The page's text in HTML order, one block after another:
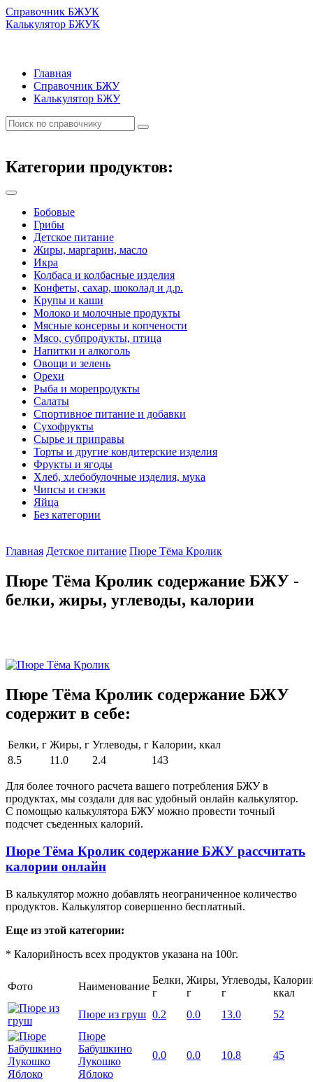
Справочник БЖУК
Калькулятор БЖУК
Главная
Справочник БЖУ
Калькулятор БЖУ
Категории продуктов:
Бобовые
Грибы
Детское питание
Жиры, маргарин, масло
Икра
Колбаса и колбасные изделия
Конфеты, сахар, шоколад и д.р.
Крупы и каши
Молоко и молочные продукты
Мясные консервы и копчености
Мясо, субпродукты, птица
Напитки и алкоголь
Овощи и зелень
Орехи
Рыба и морепродукты
Салаты
Спортивное питание и добавки
Сухофрукты
Сырье и приправы
Торты и другие кондитерские изделия
Фрукты и ягоды
Хлеб, хлебобулочные изделия, мука
Чипсы и снэки
Яйца
Без категории
Главная Детское питание Пюре Тёма Кролик
Пюре Тёма Кролик содержание БЖУ -
белки, жиры, углеводы, калории
Пюре Тёма Кролик содержание БЖУ
содержит в себе:
Белки, г Жиры, г Углеводы, г Калории, ккал
8.5
11.0 2.4 143
Для более точного расчета вашего потребления БЖУ в
продуктах, мы создали для вас удобный онлайн калькулятор.
С помощью калькулятора БЖУ можно провести точный
подсчет съеденных калорий.
Пюре Тёма Кролик содержание БЖУ рассчитать
калории онлайн
В калькулятор можно добавлять неограниченное количество
продуктов. Калькулятор совершенно бесплатный.
Еще из этой категории:
* Калорийность всех продуктов указана на 100г.
Фото Наименование
Белки,
г
Жиры,
г
Углеводы,
г
ккал
Пюре из груш 0.2 0.0 13.0
52
Пюре
Бабушкино
Лукошко
Яблоко
0.0 0.0 10.8 45